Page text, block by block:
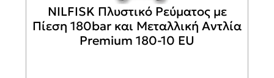
NILFISK Πλυστικό Ρεύματος με
Πίεση 180bar και Μεταλλική Αντλία
Premium 180-10 EU